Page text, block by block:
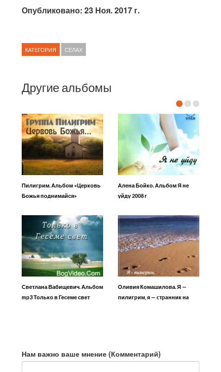
Опубликовано: 23 Ноя. 2017 г.
КАТЕГОРИЯ СЕЛАХ
Другие альбомы
Пилигрим. Альбом «Церковь
Божья поднимайся»
Алена Бойко. Альбом Я не
уйду 2008 г
Светлана Вабищевич. Альбом
mp3 Только в Гесеме свет
Оливия Комашилова. Я —
пилигpим, я — cтpaнник нa
Нам важно ваше мнение (Комментарий)